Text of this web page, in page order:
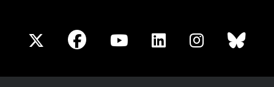
Share
X
Share
Facebook
Share
Youtube
Share
LinkedIn
Share
Instagram